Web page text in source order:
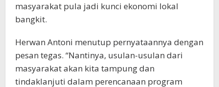
masyarakat pula jadi kunci ekonomi lokal
bangkit.
Herwan Antoni menutup pernyataannya dengan
pesan tegas. “Nantinya, usulan-usulan dari
masyarakat akan kita tampung dan
tindaklanjuti dalam perencanaan program